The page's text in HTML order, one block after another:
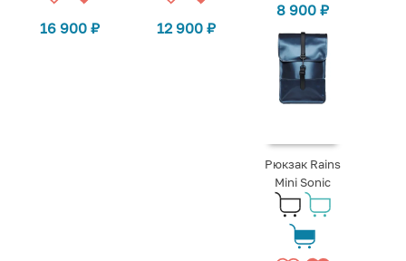
16 900 ₽ 12 900 ₽
8 900₽
Рюкзак Rains
Mini Sonic